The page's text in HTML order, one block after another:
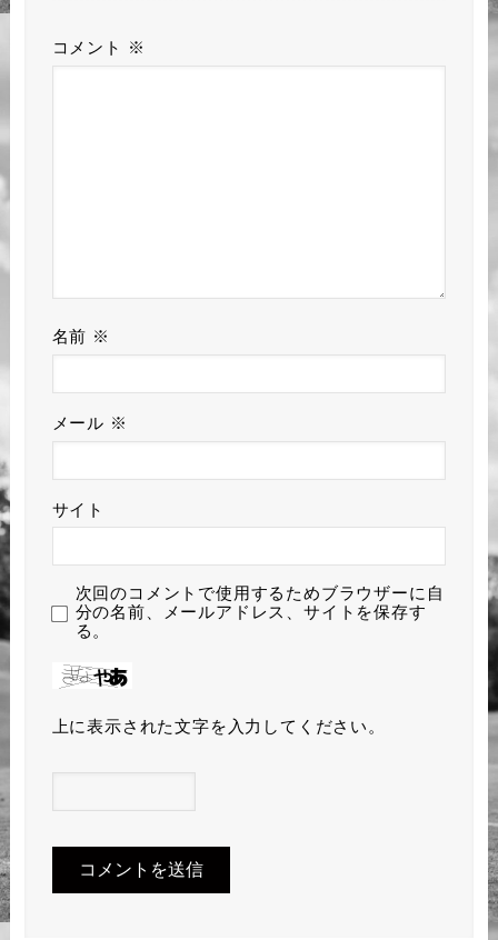
コメント ※
名前 ※
メール ※
サイト
次回のコメントで使用するためブラウザーに自
分の名前、メールアドレス、サイトを保存す
る。
上に表示された文字を入力してください。